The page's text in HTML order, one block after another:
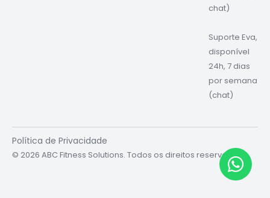
chat)
Suporte Eva,
disponível
24h, 7 dias
por semana
(chat)
Política de Privacidade
© 2026 ABC Fitness Solutions. Todos os direitos reservados.